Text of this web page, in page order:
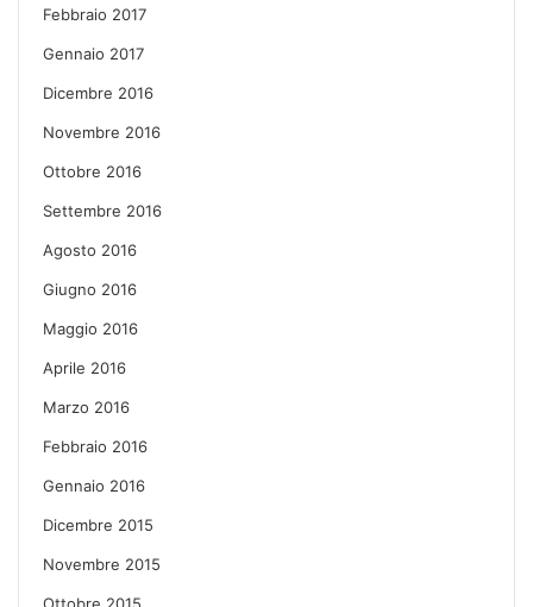
Febbraio 2017
Gennaio 2017
Dicembre 2016
Novembre 2016
Ottobre 2016
Settembre 2016
Agosto 2016
Giugno 2016
Maggio 2016
Aprile 2016
Marzo 2016
Febbraio 2016
Gennaio 2016
Dicembre 2015
Novembre 2015